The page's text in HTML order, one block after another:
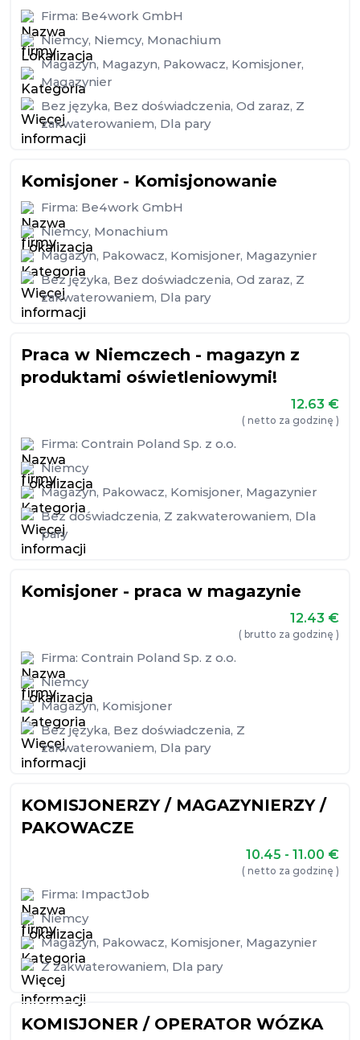
Firma: Be4work GmbH
Niemcy, Niemcy, Monachium
Magazyn, Magazyn, Pakowacz, Komisjoner,
Magazynier
Bez języka, Bez doświadczenia, Od zaraz, Z
zakwaterowaniem, Dla pary
Komisjoner - Komisjonowanie
Firma: Be4work GmbH
Niemcy, Monachium
Magazyn, Pakowacz, Komisjoner, Magazynier
Bez języka, Bez doświadczenia, Od zaraz, Z
zakwaterowaniem, Dla pary
Praca w Niemczech - magazyn z
produktami oświetleniowymi!
12.63 €
( netto za godzinę )
Firma: Contrain Poland Sp. z o.o.
Niemcy
Magazyn, Pakowacz, Komisjoner, Magazynier
Bez doświadczenia, Z zakwaterowaniem, Dla
pary
Komisjoner - praca w magazynie
12.43 €
( brutto za godzinę )
Firma: Contrain Poland Sp. z o.o.
Niemcy
Magazyn, Komisjoner
Bez języka, Bez doświadczenia, Z
zakwaterowaniem, Dla pary
KOMISJONERZY / MAGAZYNIERZY /
PAKOWACZE
10.45 - 11.00 €
( netto za godzinę )
Firma: ImpactJob
Niemcy
Magazyn, Pakowacz, Komisjoner, Magazynier
Z zakwaterowaniem, Dla pary
KOMISJONER / OPERATOR WÓZKA